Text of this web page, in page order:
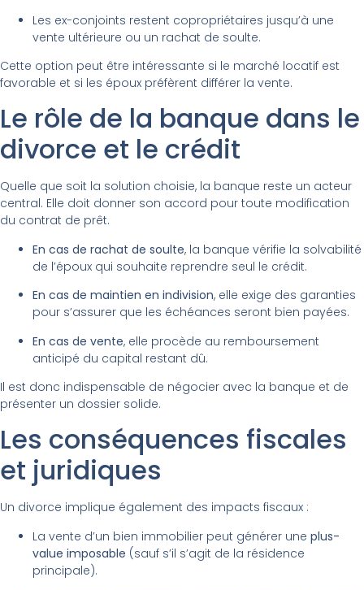
Les ex-conjoints restent copropriétaires jusqu’à une
vente ultérieure ou un rachat de soulte.
Cette option peut être intéressante si le marché locatif est
favorable et si les époux préfèrent différer la vente.
Le rôle de la banque dans le
divorce et le crédit
Quelle que soit la solution choisie, la banque reste un acteur
central. Elle doit donner son accord pour toute modification
du contrat de prêt.
En cas de rachat de soulte, la banque vérifie la solvabilité
de l’époux qui souhaite reprendre seul le crédit.
En cas de maintien en indivision, elle exige des garanties
pour s’assurer que les échéances seront bien payées.
En cas de vente, elle procède au remboursement
anticipé du capital restant dû.
Il est donc indispensable de négocier avec la banque et de
présenter un dossier solide.
Les conséquences fiscales
et juridiques
Un divorce implique également des impacts fiscaux :
La vente d’un bien immobilier peut générer une plus-
value imposable (sauf s’il s’agit de la résidence
principale).